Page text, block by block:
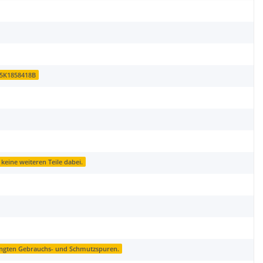
weiteren Teile dabei.
Gebrauchs- und Schmutzspuren.